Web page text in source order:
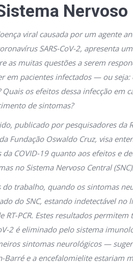
Nervoso
viral causada por um agente
SARS-CoV-2, apresenta
as muitas questões a serem
em pacientes infectados — ou
Quais os efeitos dessa infecção em
de sintomas?
publicado por pesquisadores da
Fundação Oswaldo Cruz, visa
da COVID-19 quanto aos efeitos e
no Sistema Nervoso Central (SNC).
do trabalho, quando os sintomas
do SNC, estando indetectável
RT-PCR. Estes resultados
2 é eliminado pelo sistema
sintomas neurológicos —
e a encefalomielite estariam